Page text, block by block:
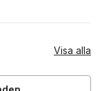
Visa alla